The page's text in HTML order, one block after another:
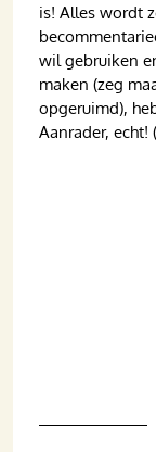
is! Alles wordt
wil gebruiken
maken (zeg
opgeruimd),
Aanrader, echt!